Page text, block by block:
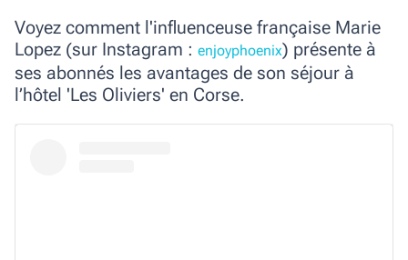
Voyez comment l'influenceuse française Marie
Lopez (sur Instagram : enjoyphoenix) présente à
ses abonnés les avantages de son séjour à
l’hôtel 'Les Oliviers' en Corse.